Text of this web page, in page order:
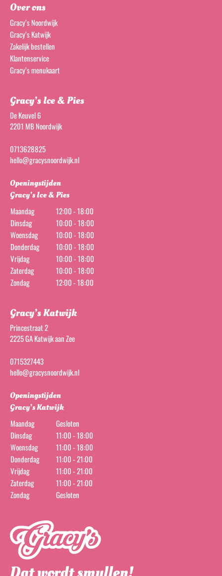
Over ons
Gracy’s Noordwijk
Gracy’s Katwijk
Zakelijk bestellen
Klantenservice
Gracy’s menukaart
Gracy’s Ice & Pies
De Keuvel 6
2201 MB Noordwijk
0713628825
hello@gracysnoordwijk.nl
Openingstijden
Gracy’s Ice & Pies
Maandag
12:00 - 18:00
Dinsdag
10:00 - 18:00
Woensdag
10:00 - 18:00
Donderdag
10:00 - 18:00
Vrijdag
10:00 - 18:00
Zaterdag
10:00 - 18:00
Zondag
12:00 - 18:00
Gracy’s Katwijk
Princestraat 2
2225 GA Katwijk aan Zee
0715327443
hello@gracysnoordwijk.nl
Openingstijden
Gracy’s Katwijk
Maandag
Gesloten
Dinsdag
11:00 - 18:00
Woensdag
11:00 - 18:00
Donderdag
11:00 - 21:00
Vrijdag
11:00 - 21:00
Zaterdag
11:00 - 21:00
Zondag
Gesloten